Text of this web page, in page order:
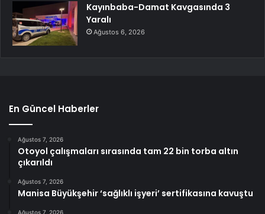
Kayınbaba-Damat Kavgasında 3
Yaralı
Ağustos 6, 2026
En Güncel Haberler
Ağustos 7, 2026
Otoyol çalışmaları sırasında tam 22 bin torba altın
çıkarıldı
Ağustos 7, 2026
Manisa Büyükşehir ‘sağlıklı işyeri’ sertifikasına kavuştu
Ağustos 7, 2026